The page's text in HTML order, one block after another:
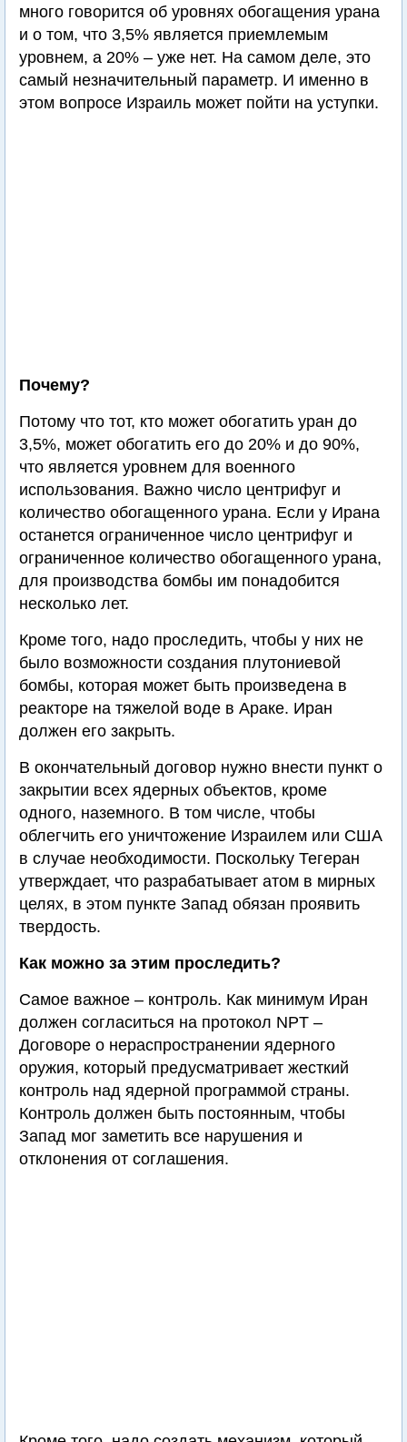
много говорится об уровнях обогащения урана
и о том, что 3,5% является приемлемым
уровнем, а 20% – уже нет. На самом деле, это
самый незначительный параметр. И именно в
этом вопросе Израиль может пойти на уступки.
Почему?
Потому что тот, кто может обогатить уран до
3,5%, может обогатить его до 20% и до 90%,
что является уровнем для военного
использования. Важно число центрифуг и
количество обогащенного урана. Если у Ирана
останется ограниченное число центрифуг и
ограниченное количество обогащенного урана,
для производства бомбы им понадобится
несколько лет.
Кроме того, надо проследить, чтобы у них не
было возможности создания плутониевой
бомбы, которая может быть произведена в
реакторе на тяжелой воде в Араке. Иран
должен его закрыть.
В окончательный договор нужно внести пункт о
закрытии всех ядерных объектов, кроме
одного, наземного. В том числе, чтобы
облегчить его уничтожение Израилем или США
в случае необходимости. Поскольку Тегеран
утверждает, что разрабатывает атом в мирных
целях, в этом пункте Запад обязан проявить
твердость.
Как можно за этим проследить?
Самое важное – контроль. Как минимум Иран
должен согласиться на протокол NPT –
Договоре о нераспространении ядерного
оружия, который предусматривает жесткий
контроль над ядерной программой страны.
Контроль должен быть постоянным, чтобы
Запад мог заметить все нарушения и
отклонения от соглашения.